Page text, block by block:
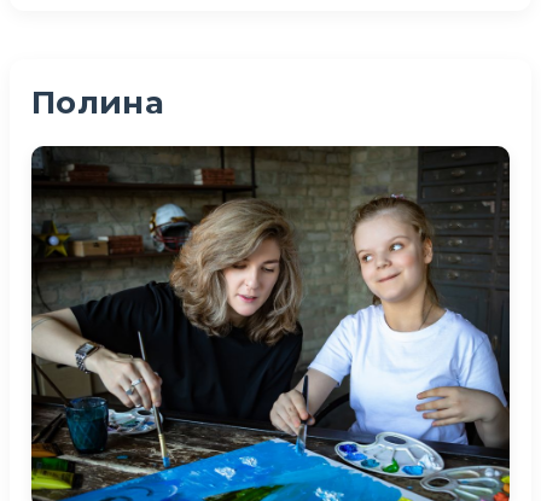
Сначала она вставала на нее, падала и
плакала, но не сдавалась. Раз за разом
поднималась и шла снова. А теперь
шагает по ней гордо и уверенно. У
Лили твердый характер, при этом она
озорная и веселая девчонка, которая
умеет посмеяться над собой и
никогда не высмеивает других. После
Полина